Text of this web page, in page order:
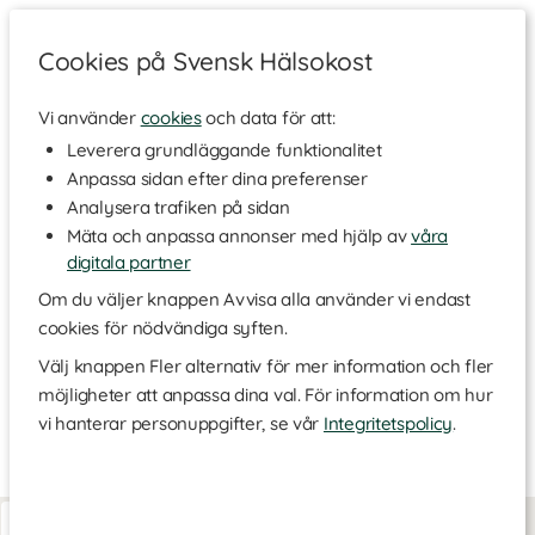
Cookies på Svensk Hälsokost
Vi använder cookiesoch data för att:
Leverera grundläggande funktionalitet
Anpassa sidan efter dina preferenser
Analysera trafiken på sidan
Mäta och anpassa annonser med hjälp avvåra
digitala partner
Om du väljer knappen Avvisa alla använder vi endast
cookies för nödvändiga syften.
Välj knappen Fler alternativ för mer information och fler
möjligheter att anpassa dina val. För information om hur
vi hanterar personuppgifter, se vår Integritetspolicy.
Varumärken
Lundmyr
Lundmyr of Sweden är ett resultat av en tuff tid med uppbrott
och uppsägningar i Mia Lundmyrs liv som resulterade i något
överraskande positivt. Den ensamstående tvåbarnsmamman
bestämde sig för att vända det negativa i livet till något positivt
och startade företaget Lundmyr of Sweden som producerar
kärleksfulla produkter.
Produkterna är utmärkta presenter och karaktäriseras av en